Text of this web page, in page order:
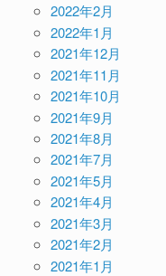
2022年2月
2022年1月
2021年12月
2021年11月
2021年10月
2021年9月
2021年8月
2021年7月
2021年5月
2021年4月
2021年3月
2021年2月
2021年1月